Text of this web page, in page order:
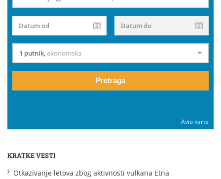
Datum od Datum do
1 putnik,ekonomska
Pretraga
Avio karte
KRATKE VESTI
Otkazivanje letova zbog aktivnosti vulkana Etna